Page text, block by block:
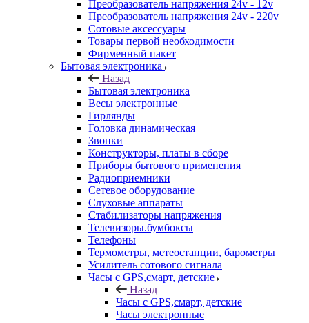
Преобразователь напряжения 24v - 12v
Преобразователь напряжения 24v - 220v
Сотовые аксессуары
Товары первой необходимости
Фирменный пакет
Бытовая электроника
Назад
Бытовая электроника
Весы электронные
Гирлянды
Головка динамическая
Звонки
Конструкторы, платы в сборе
Приборы бытового применения
Радиоприемники
Сетевое оборудование
Слуховые аппараты
Стабилизаторы напряжения
Телевизоры.бумбоксы
Телефоны
Термометры, метеостанции, барометры
Усилитель сотового сигнала
Часы с GPS,смарт, детские
Назад
Часы с GPS,смарт, детские
Часы электронные